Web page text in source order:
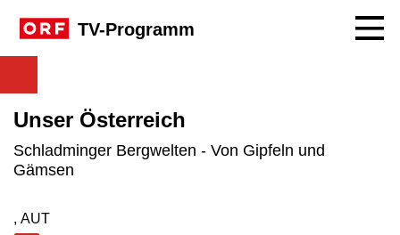
TV-Programm
Unser Österreich
Schladminger Bergwelten - Von Gipfeln und
Gämsen
Produktionsland: AUT
, AUT